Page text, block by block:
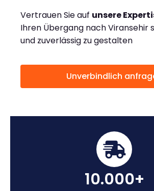
Vertrauen Sie auf unsere
Ihren Übergang nach Viransehir
und zuverlässig zu gestalten
Unverbindlich
10.000+